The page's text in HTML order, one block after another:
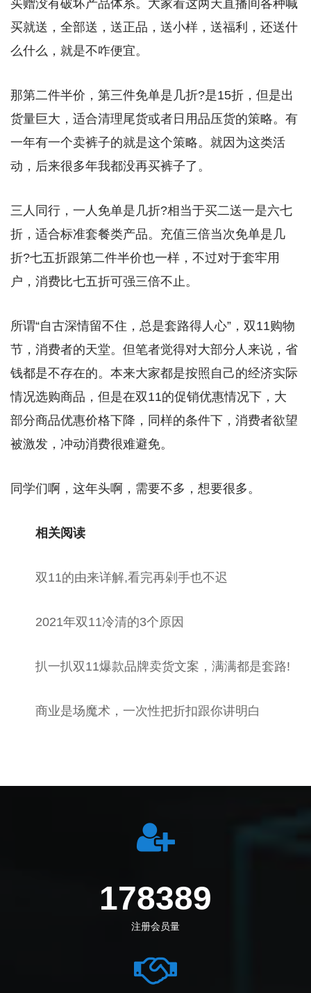
买赠没有破坏产品体系。大家看这两天直播间各种喊
买就送，全部送，送正品，送小样，送福利，还送什
么什么，就是不咋便宜。
那第二件半价，第三件免单是几折?是15折，但是出
货量巨大，适合清理尾货或者日用品压货的策略。有
一年有一个卖裤子的就是这个策略。就因为这类活
动，后来很多年我都没再买裤子了。
三人同行，一人免单是几折?相当于买二送一是六七
折，适合标准套餐类产品。充值三倍当次免单是几
折?七五折跟第二件半价也一样，不过对于套牢用
户，消费比七五折可强三倍不止。
所谓“自古深情留不住，总是套路得人心”，双11购物
节，消费者的天堂。但笔者觉得对大部分人来说，省
钱都是不存在的。本来大家都是按照自己的经济实际
情况选购商品，但是在双11的促销优惠情况下，大
部分商品优惠价格下降，同样的条件下，消费者欲望
被激发，冲动消费很难避免。
同学们啊，这年头啊，需要不多，想要很多。
相关阅读
双11的由来详解,看完再剁手也不迟
2021年双11冷清的3个原因
扒一扒双11爆款品牌卖货文案，满满都是套路!
商业是场魔术，一次性把折扣跟你讲明白
205833
注册会员量